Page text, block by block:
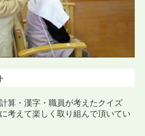
算・漢字・職員が考えたクイズ
考えて楽しく取り組んで頂いてい